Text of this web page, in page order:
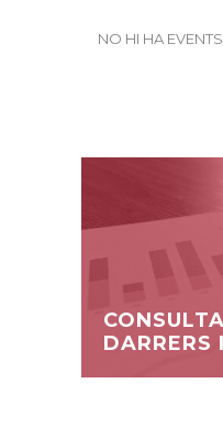
NO HI HA
DARRERS